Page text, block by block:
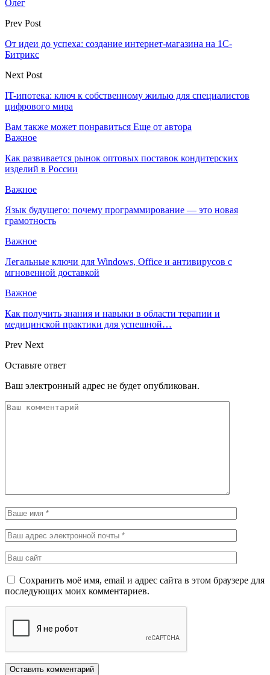
Олег
Prev Post
От идеи до успеха: создание интернет-магазина на 1С-
Битрикс
Next Post
IT-ипотека: ключ к собственному жилью для специалистов
цифрового мира
Вам также может понравиться Еще от автора
Важное
Как развивается рынок оптовых поставок кондитерских
изделий в России
Важное
Язык будущего: почему программирование — это новая
грамотность
Важное
Легальные ключи для Windows, Office и антивирусов с
мгновенной доставкой
Важное
Как получить знания и навыки в области терапии и
медицинской практики для успешной…
Prev Next
Оставьте ответ
Ваш электронный адрес не будет опубликован.
Сохранить моё имя, email и адрес сайта в этом браузере для
последующих моих комментариев.